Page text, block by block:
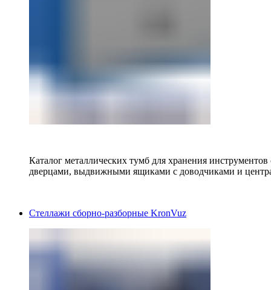
Каталог металлических тумб для хранения
дверцами, выдвижными ящиками с доводчиками и
Стеллажи сборно-разборные KronVuz